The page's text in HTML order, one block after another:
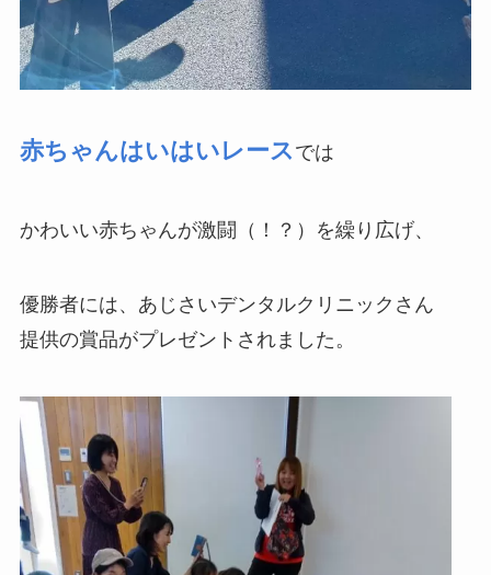
赤ちゃんはいはいレース では
かわいい赤ちゃんが激闘（！？）を繰り広げ、
優勝者には、あじさいデンタルクリニックさん
提供の賞品がプレゼントされました。